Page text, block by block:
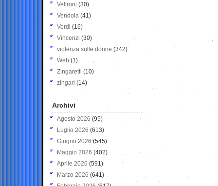
Veltroni (30)
Vendola (41)
Verdi (16)
Vincenzi (30)
violenza sulle donne (342)
Web (1)
Zingaretti (10)
zingari (14)
Archivi
Agosto 2026 (95)
Luglio 2026 (613)
Giugno 2026 (545)
Maggio 2026 (402)
Aprile 2026 (591)
Marzo 2026 (641)